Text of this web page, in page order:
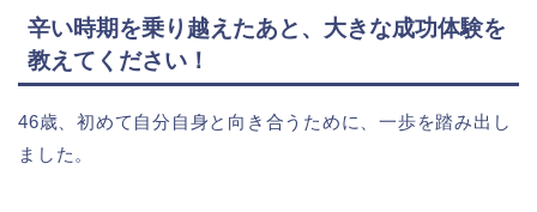
辛い時期を乗り越えたあと、大きな成功体験を
教えてください！
46歳、初めて自分自身と向き合うために、一歩を踏み出し
ました。